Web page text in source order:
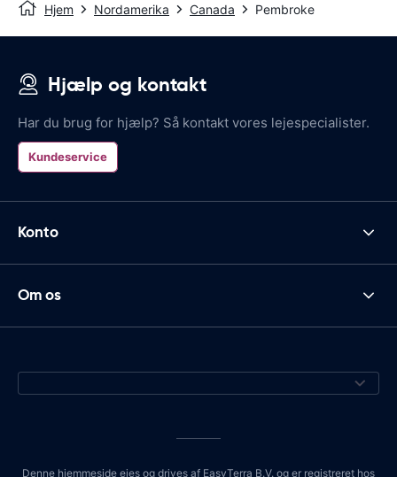
Hjem Nordamerika Canada Pembroke
Hjælp og kontakt
Har du brug for hjælp? Så kontakt vores lejespecialister.
Kundeservice
Konto
Om os
Denne hjemmeside ejes og drives af EasyTerra B.V. og er registreret hos